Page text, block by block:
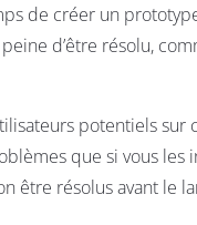
de créer un
d’être résolu,
potentiels
que si vous
être résolus avant le